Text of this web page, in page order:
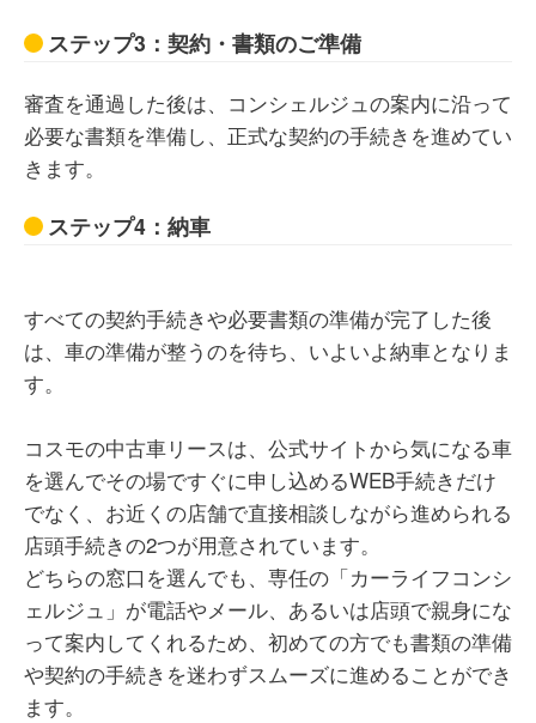
ステップ3：契約・書類のご準備
審査を通過した後は、コンシェルジュの案内に沿って
必要な書類を準備し、正式な契約の手続きを進めてい
きます。
ステップ4：納車
すべての契約手続きや必要書類の準備が完了した後
は、車の準備が整うのを待ち、いよいよ納車となりま
す。
コスモの中古車リースは、公式サイトから気になる車
を選んでその場ですぐに申し込めるWEB手続きだけ
でなく、お近くの店舗で直接相談しながら進められる
店頭手続きの2つが用意されています。
どちらの窓口を選んでも、専任の「カーライフコンシ
ェルジュ」が電話やメール、あるいは店頭で親身にな
って案内してくれるため、初めての方でも書類の準備
や契約の手続きを迷わずスムーズに進めることができ
ます。